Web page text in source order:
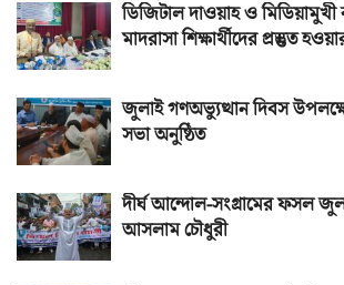
ডিজিটাল দাওয়াহ ও মিডিয়ামুখী
মাদরাসা শিক্ষার্থীদের প্রস্তুত
জুলাই গণঅভ্যুত্থান দিবস
সভা অনুষ্ঠিত
দীর্ঘ আন্দোল-সংগ্রামের ফসল
আসলাম চৌধুরী